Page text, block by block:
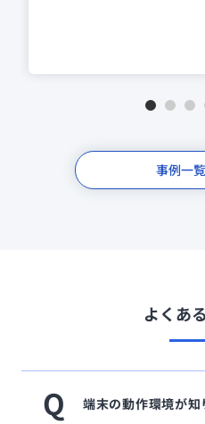
1 2 3
事例一
よくあ
Q 端末の動作環境が知